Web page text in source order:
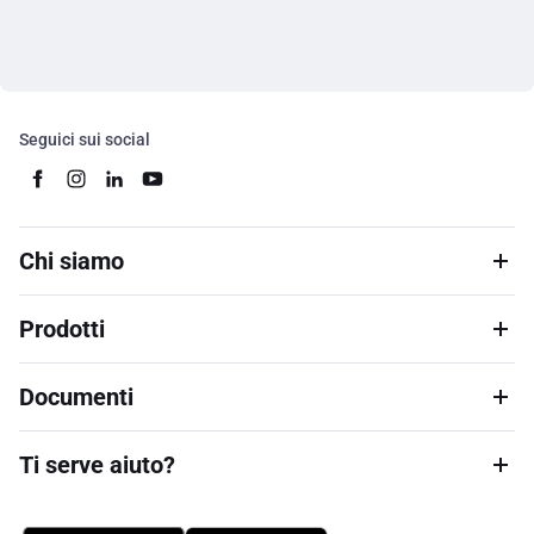
Seguici sui social
Chi siamo
Prodotti
Documenti
Ti serve aiuto?